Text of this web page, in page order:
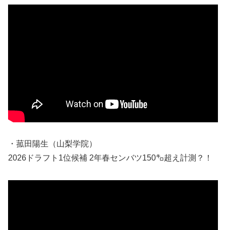
・菰田陽生（山梨学院）
2026ドラフト1位候補 2年春センバツ150㌔超え計測？！